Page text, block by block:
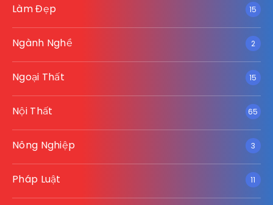
Làm Đẹp 15
Ngành Nghề 2
Ngoại Thất 15
Nội Thất 65
Nông Nghiệp 3
Pháp Luật 11